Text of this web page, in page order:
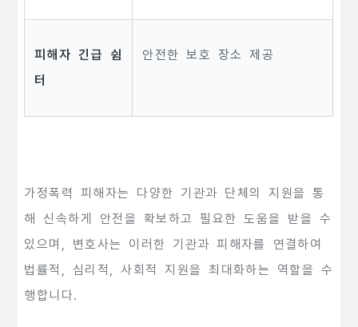
피해자 긴급 쉼
터
안전한 보호 장소 제공
가정폭력 피해자는 다양한 기관과 단체의 지원을 통
해 신속하게 안전을 확보하고 필요한 도움을 받을 수
있으며, 변호사는 이러한 기관과 피해자를 연결하여
법률적, 심리적, 사회적 지원을 최대화하는 역할을 수
행합니다.